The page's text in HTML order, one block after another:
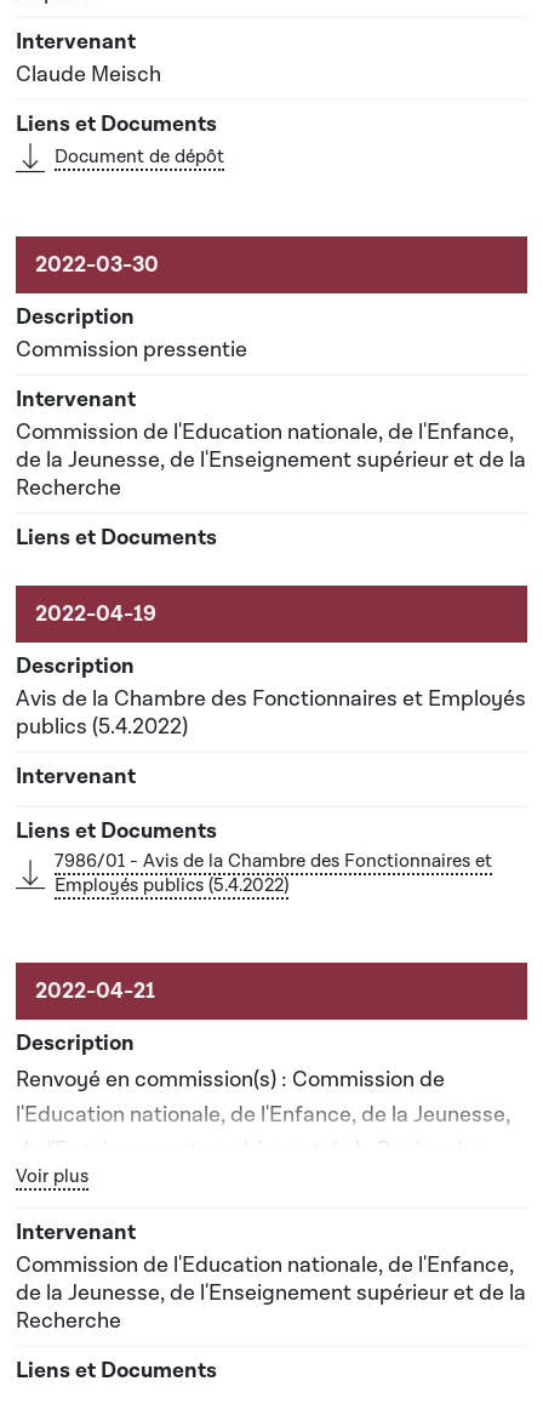
Claude Meisch
Document de dépôt
Commission pressentie
Commission de l'Education nationale, de l'Enfance,
de la Jeunesse, de l'Enseignement supérieur et de la
Recherche
Avis de la Chambre des Fonctionnaires et Employés
publics (5.4.2022)
7986/01 - Avis de la Chambre des Fonctionnaires et
Employés publics (5.4.2022)
Renvoyé en commission(s) : Commission de
l'Education nationale, de l'Enfance, de la Jeunesse,
de l'Enseignement supérieur et de la Recherche
Bouton graphique servant à afficher ou cacher tous les
Voir plus
Commission de l'Education nationale, de l'Enfance,
de la Jeunesse, de l'Enseignement supérieur et de la
Recherche